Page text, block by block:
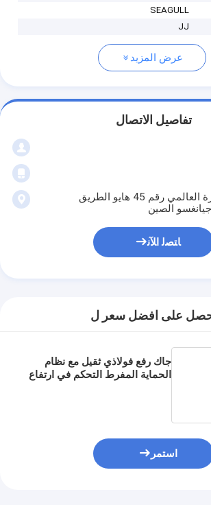
SEAGULL
JJ
عرض المزيد
تفاصيل الاتصال
B1909، مركز التجارة العالمي رقم 45 هايو الطريق
الصين
ﺎﺘﺼﻟ ﺍﻶﻧ
على افضل سعر ل
جاك رفع فولاذي ثقيل مع نظام
الحماية المفرط التحكم في ارتفاع
استمر